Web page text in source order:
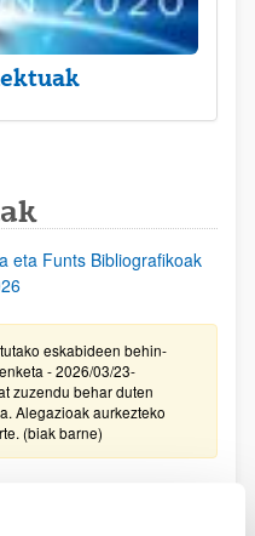
eta Funts Bibliografikoak
eskabideen behin-
- 2026/03/23-
zuzendu behar duten
Alegazioak aurkezteko
(biak barne)
2026